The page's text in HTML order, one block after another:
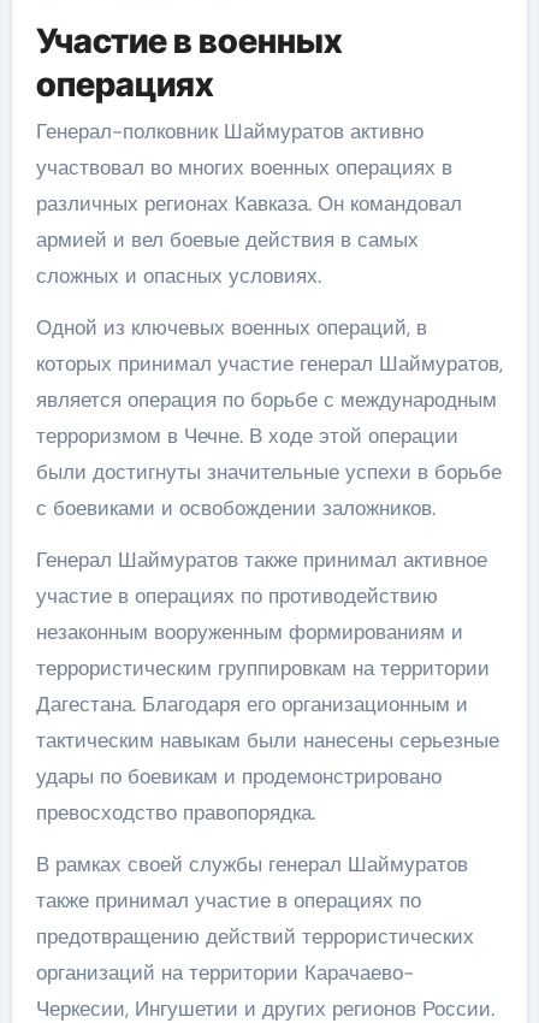
Участие в военных
операциях
Генерал-полковник Шаймуратов активно
участвовал во многих военных операциях в
различных регионах Кавказа. Он командовал
армией и вел боевые действия в самых
сложных и опасных условиях.
Одной из ключевых военных операций, в
которых принимал участие генерал Шаймуратов,
является операция по борьбе с международным
терроризмом в Чечне. В ходе этой операции
были достигнуты значительные успехи в борьбе
с боевиками и освобождении заложников.
Генерал Шаймуратов также принимал активное
участие в операциях по противодействию
незаконным вооруженным формированиям и
террористическим группировкам на территории
Дагестана. Благодаря его организационным и
тактическим навыкам были нанесены серьезные
удары по боевикам и продемонстрировано
превосходство правопорядка.
В рамках своей службы генерал Шаймуратов
также принимал участие в операциях по
предотвращению действий террористических
организаций на территории Карачаево-
Черкесии, Ингушетии и других регионов России.